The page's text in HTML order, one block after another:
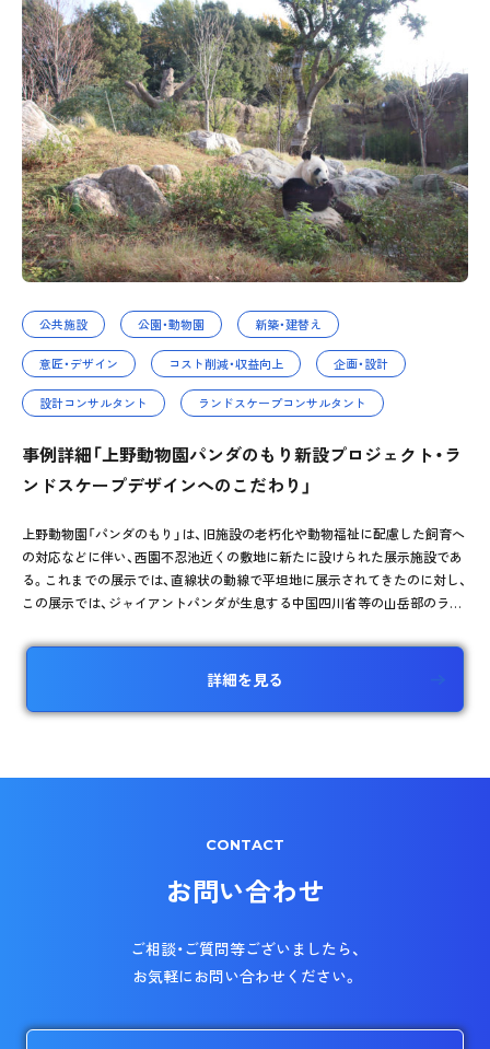
公共施設 公園・動物園 新築・建替え
意匠・デザイン コスト削減・収益向上 企画・設計
設計コンサルタント ランドスケープコンサルタント
事例詳細「上野動物園パンダのもり新設プロジェクト・ラ
ンドスケープデザインへのこだわり」
上野動物園「パンダのもり」は、旧施設の老朽化や動物福祉に配慮した飼育へ
の対応などに伴い、西園不忍池近くの敷地に新たに設けられた展示施設であ
る。これまでの展示では、直線状の動線で平坦地に展示されてきたのに対し、
この展示では、ジャイアントパンダが生息する中国四川省等の山岳部のラン
示を実現している。
詳細を見る
CONTACT
お問い合わせ
ご相談・ご質問等ございましたら、
お気軽にお問い合わせください。